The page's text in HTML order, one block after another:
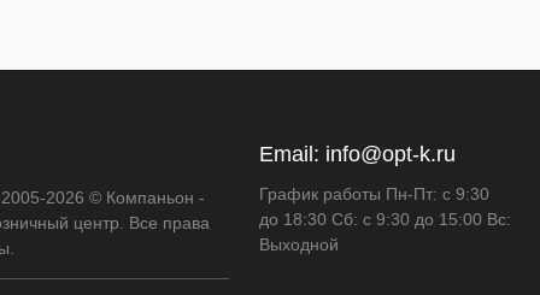
2026 © Компаньон -
центр. Все права
Email: info@opt-k.ru
График работы Пн-Пт: с 9:30
до 18:30 Сб: с 9:30 до 15:00 Вс:
Выходной